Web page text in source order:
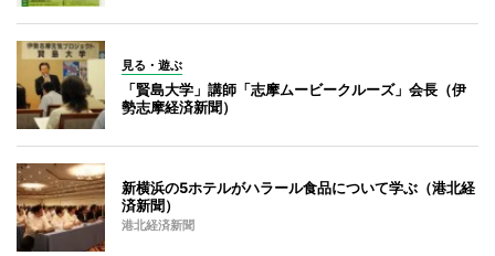
見る・遊ぶ
「賢島大学」講師「志摩ムービークルーズ」会長（伊
勢志摩経済新聞）
新横浜の5ホテルがハラール食品について学ぶ（港北経
済新聞）
港北経済新聞